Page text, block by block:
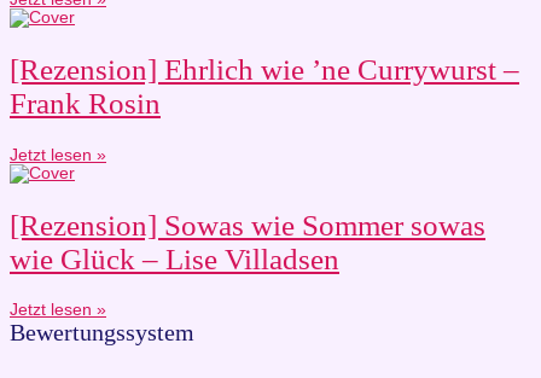
[Rezension] Ehrlich wie ’ne Currywurst –
Frank Rosin
Jetzt lesen »
[Rezension] Sowas wie Sommer sowas
wie Glück – Lise Villadsen
Jetzt lesen »
Bewertungssystem